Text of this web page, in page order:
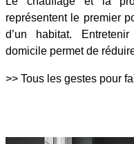
représentent le premier
d’un habitat.
domicile permet de
>> Tous les gestes pour